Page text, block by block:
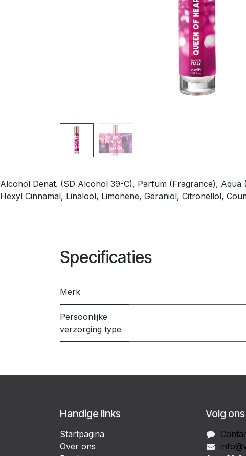
Alcohol Denat. (SD Alcohol 39-C), Parfum (Fragrance),
Hexyl Cinnamal, Linalool, Limonene, Geraniol, Citronellol,
Specificaties
Merk
Persoonlijke
verzorging type
Handige links
Startpagina
Over ons
Volg ons